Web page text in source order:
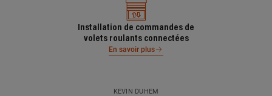
Installation de commandes de
volets roulants connectées
En savoir plus
KEVIN DUHEM